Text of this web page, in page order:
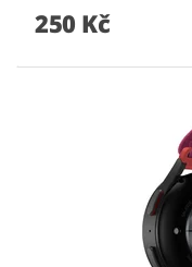
250 Kč